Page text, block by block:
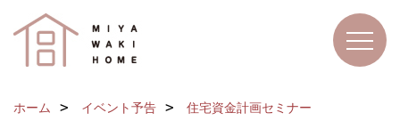
ホーム イベント予告 住宅資金計画セミナー